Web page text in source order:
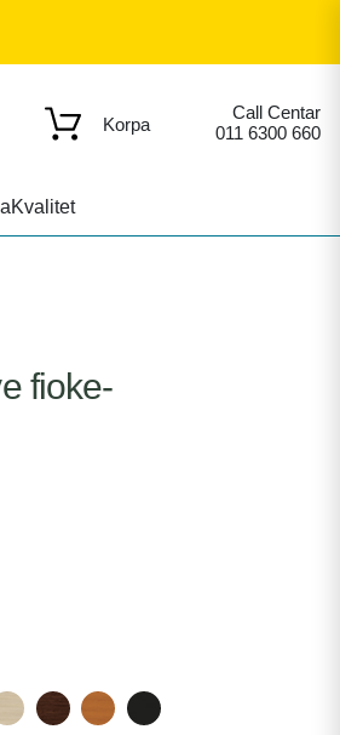
Korpa
Call Centar
011 6300 660
Kvalitet
fioke-